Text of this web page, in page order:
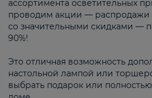
ассортимента осветительных
проводим акции — распродажи
со значительными скидками —
90%!
Это отличная возможность
настольной лампой или
выбрать подарок или